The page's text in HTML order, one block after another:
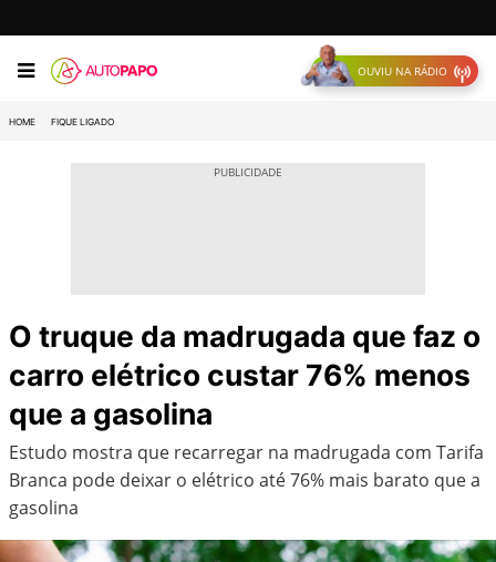
OUVIU NA RÁDIO
HOME FIQUE LIGADO
O truque da madrugada que faz o
carro elétrico custar 76% menos
que a gasolina
Estudo mostra que recarregar na madrugada com Tarifa
Branca pode deixar o elétrico até 76% mais barato que a
gasolina